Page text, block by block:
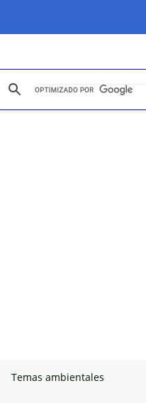
Temas ambientales